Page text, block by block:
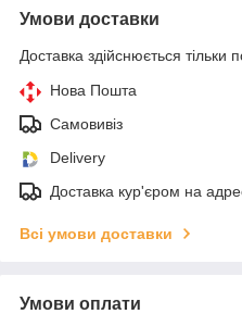
Умови доставки
Доставка здійснюється тільки
Нова Пошта
Самовивіз
Delivery
Доставка кур'єром на
Всі умови доставки
Умови оплати